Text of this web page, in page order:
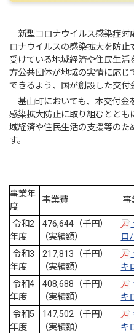
新型コロナウイルス感染症対
ロナウイルスの感染拡大を防
受けている地域経済や住民生
方公共団体が地域の実情に応
できるよう、国が創設した交付
基山町においても、本交付金
感染拡大防止に取り組むとと
域経済や住民生活の支援等の
す。
事業年
度
事業費 事
令和2
年度
476,644（千円）
（実績額）
ロ
令和3
年度
217,813（千円）
（実績額）
キ
令和4
年度
408,688（千円）
（実績額）
キ
令和5
年度
147,502（千円）
（実績額）
キ